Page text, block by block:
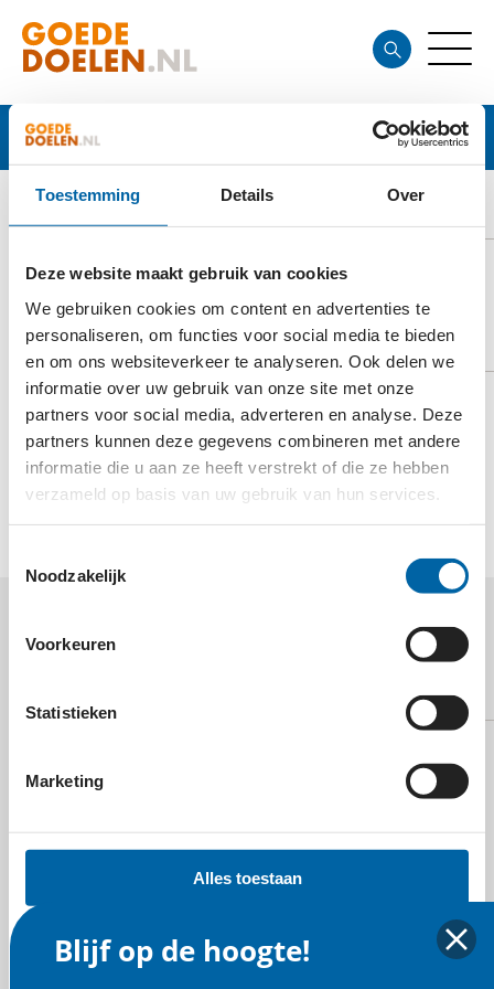
Toestemming Details Over
Deze website maakt gebruik van cookies
We gebruiken cookies om content en advertenties te
personaliseren, om functies voor social media te bieden
en om ons websiteverkeer te analyseren. Ook delen we
informatie over uw gebruik van onze site met onze
partners voor social media, adverteren en analyse. Deze
partners kunnen deze gegevens combineren met andere
informatie die u aan ze heeft verstrekt of die ze hebben
verzameld op basis van uw gebruik van hun services.
Noodzakelijk
Voorkeuren
Statistieken
Marketing
Alles toestaan
Selectie toestaan
Goede doelen
HOGE VELUWE FONDS
DOELSTELLING
Fondsenwerving t.b.v. Het Nationale Park De Hoge
Veluwe met als doel het in zelfstandigheid
behouden van natuur, kunst & architectuur.
MEER WETEN OVER
HOGE VELUWE FONDS?
Blijf op de hoogte!